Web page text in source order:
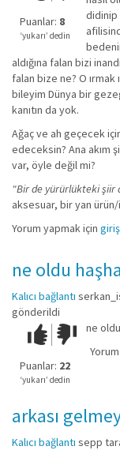
kadar
iyi
değil!
Puanlar: 8
‘yukarı’ dedin
didinip
aldığına falan bizi
falan bize ne? O
bileyim Dünya bir
kanıtın da yok.
Ağaç ve ah geçecek
edeceksin? Ana akım
var, öyle değil mi?
"Bir de yürürlükteki şiir
aksesuar, bir yan ürün/
Yorum yapmak için
ne oldu
Kalıcı bağlantı
gönderildi
Çok iyi!O
kadar
iyi
değil!
Puanlar: 22
‘yukarı’ dedin
ne
arkası
Kalıcı bağlantı sepp